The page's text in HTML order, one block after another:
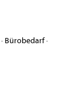
· Bürobedarf·